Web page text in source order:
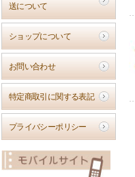
送について
ショップについて
お問い合わせ
特定商取引に関する表記
プライバシーポリシー